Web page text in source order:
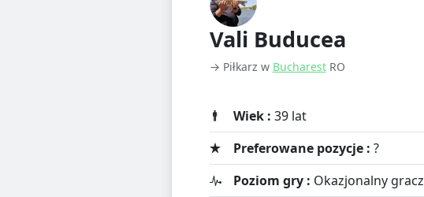
Vali Buducea
→ Piłkarz w BucharestRO
Wiek : 39 lat
Preferowane pozycje : ?
Poziom gry : Okazjonalny gracz